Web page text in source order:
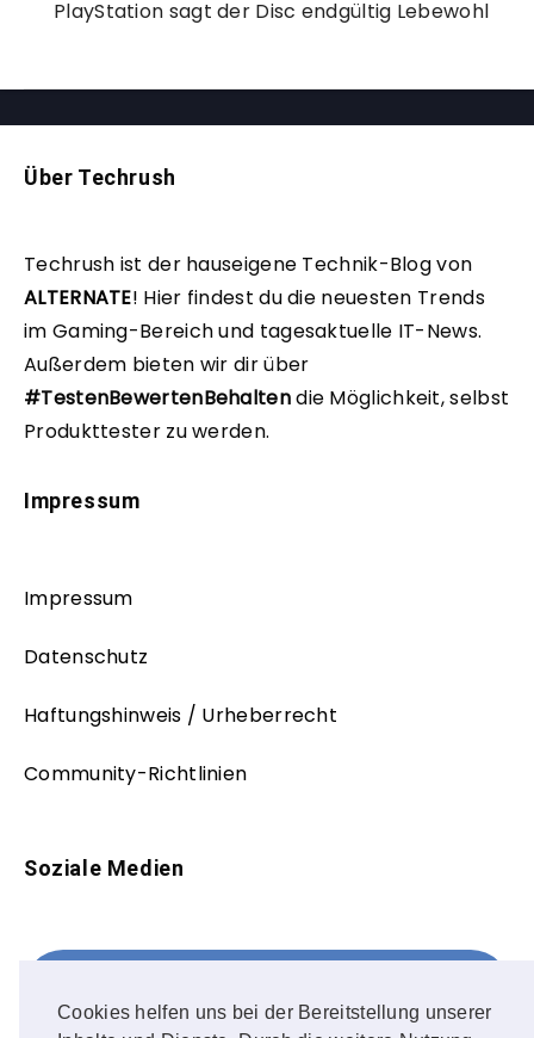
Cookies helfen uns bei der Bereitstellung unserer
PlayStation sagt der Disc endgültig Lebewohl
Über Techrush
Techrush ist der hauseigene Technik-Blog von
ALTERNATE! Hier findest du die neuesten Trends
im Gaming-Bereich und tagesaktuelle IT-News.
Außerdem bieten wir dir über
#TestenBewertenBehaltendie Möglichkeit, selbst
Produkttester zu werden.
Impressum
Impressum
Datenschutz
Haftungshinweis / Urheberrecht
Community-Richtlinien
Soziale Medien
FOLLOW ME!